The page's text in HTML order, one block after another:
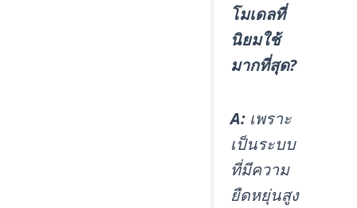
โมเดลที่
นิยมใช้
มากที่สุด?
A:เพราะ
เป็นระบบ
ที่มีความ
ยืดหยุ่นสูง